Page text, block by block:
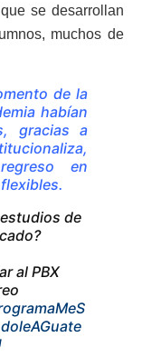
se desarrollan
muchos de
de la
habían
gracias a
en
de
al PBX